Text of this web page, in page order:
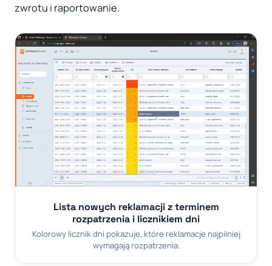
zwrotu i raportowanie.
Lista nowych reklamacji z terminem
rozpatrzenia i licznikiem dni
Kolorowy licznik dni pokazuje, które reklamacje najpilniej
wymagają rozpatrzenia.